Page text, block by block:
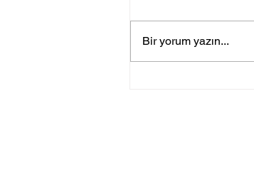
Bir yorum yazın...